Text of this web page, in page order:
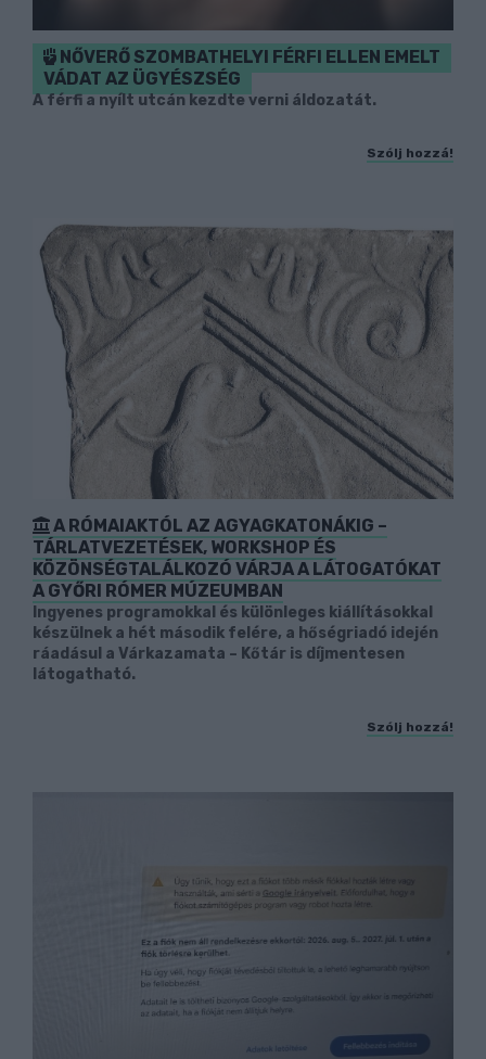
NŐVERŐ SZOMBATHELYI FÉRFI ELLEN EMELT
VÁDAT AZ ÜGYÉSZSÉG
A férfi a nyílt utcán kezdte verni áldozatát.
Szólj hozzá!
A RÓMAIAKTÓL AZ AGYAGKATONÁKIG –
TÁRLATVEZETÉSEK, WORKSHOP ÉS
KÖZÖNSÉGTALÁLKOZÓ VÁRJA A LÁTOGATÓKAT
A GYŐRI RÓMER MÚZEUMBAN
Ingyenes programokkal és különleges kiállításokkal
készülnek a hét második felére, a hőségriadó idején
ráadásul a Várkazamata – Kőtár is díjmentesen
látogatható.
Szólj hozzá!